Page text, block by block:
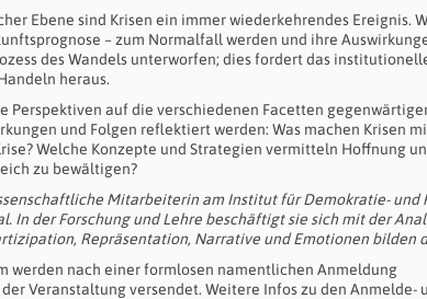
Ebene sind Krisen ein immer wiederkehrendes Ereignis.
– zum Normalfall werden und ihre
des Wandels unterworfen; dies fordert das
heraus.
Perspektiven auf die verschiedenen Facetten
und Folgen reflektiert werden: Was machen Krisen
Welche Konzepte und Strategien vermitteln Hoffnung
zu bewältigen?
Mitarbeiterin am Institut für Demokratie- und
In der Forschung und Lehre beschäftigt sie sich mit der
Repräsentation, Narrative und Emotionen bilden
werden nach einer formlosen namentlichen Anmeldung
Veranstaltung versendet. Weitere Infos zu den Anmelde-